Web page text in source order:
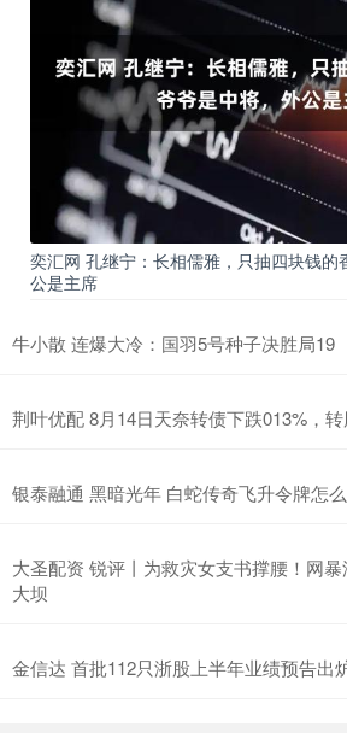
奕汇网 孔继宁：长相儒雅，只抽四块钱的
公是主席
牛小散 连爆大冷：国羽5号种子决胜局19
荆叶优配 8月14日天奈转债下跌013%，
银泰融通 黑暗光年 白蛇传奇飞升令牌怎
大圣配资 锐评丨为救灾女支书撑腰！网
大坝
金信达 首批112只浙股上半年业绩预告出